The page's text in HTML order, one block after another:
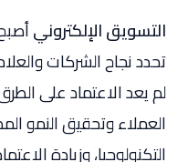
التسويق الإلكتروني
تحدد نجاح الشركات
لم يعد الاعتماد على
العملاء وتحقيق النمو
التكنولوجيا، وزيادة